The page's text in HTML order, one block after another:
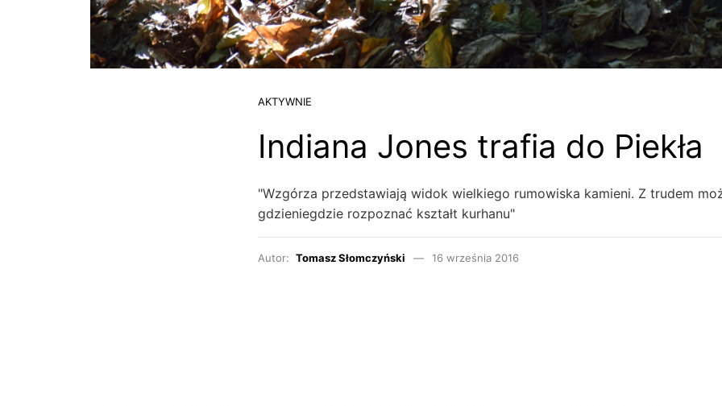
AKTYWNIE
Indiana Jones trafia do Piekła
"Wzgórza przedstawiają widok wielkiego rumowiska kamieni. Z trudem
gdzieniegdzie rozpoznać kształt kurhanu"
Autor: Tomasz Słomczyński 16 września 2016